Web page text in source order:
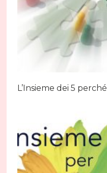
L’Insieme dei 5 perché